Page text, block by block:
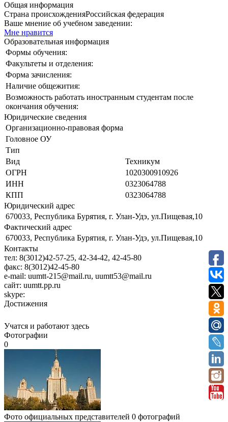
Общая информация
Страна происхожденияРоссийская федерация
Ваше мнение об учебном заведении:
Мне нравится
Образовательная информация
Формы обучения:
Факультеты и отделения:
Форма зачисления:
Наличие общежития:
Возможность работать иностранным студентам после
окончания обучения:
Юридические сведения
Организационно-правовая форма
Головное ОУ
Тип
Вид
Техникум
ОГРН
1020300910926
ИНН
0323064788
КПП
0323064788
Юридический адрес
670033, Республика Бурятия, г. Улан-Удэ, ул.Пищевая,10
Фактический адрес
670033, Республика Бурятия, г. Улан-Удэ, ул.Пищевая,10
Контакты
тел: 8(3012)42-57-25, 42-34-42, 42-45-80
факс: 8(3012)42-45-80
e-mail: uumtt-215@mail.ru, uumtt53@mail.ru
сайт: uumtt.pp.ru
skype:
Достижения
Учатся и работают здесь
Фотографии
0
Фото официальных представителей 0 фотографий